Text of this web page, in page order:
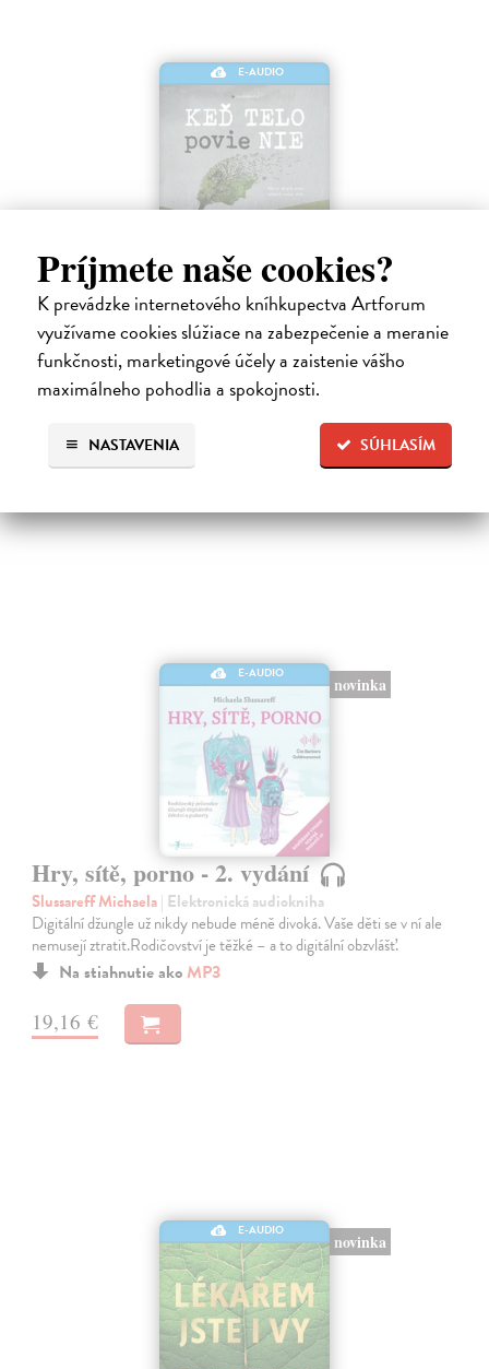
Príjmete naše cookies?
K prevádzke internetového kníhkupectva Artforum
využívame cookies slúžiace na zabezpečenie a meranie
funkčnosti, marketingové účely a zaistenie vášho
maximálneho pohodlia a spokojnosti.
SÚHLASÍM
NASTAVENIA
E-AUDIO
Keď telo povie nie
Maté Gábor| Elektronická audiokniha
Prevencia pred chorobami ľudstvo zamestnáva od nepamäti. Lekár a
uznávaný autor Gábor Maté verí, že spôsob akým premýšľame a
využívame svoju mozgovú kapacitu, má vplyv aj na naše fyzické
zdravie.
14,45 €
E-AUDIO
novinka
Hry, sítě, porno - 2. vydání
Slussareff Michaela| Elektronická audiokniha
Digitální džungle už nikdy nebude méně divoká. Vaše děti se v ní ale
nemusejí ztratit.Rodičovství je těžké – a to digitální obzvlášť.
Na stiahnutie ako MP3
19,16 €
E-AUDIO
novinka